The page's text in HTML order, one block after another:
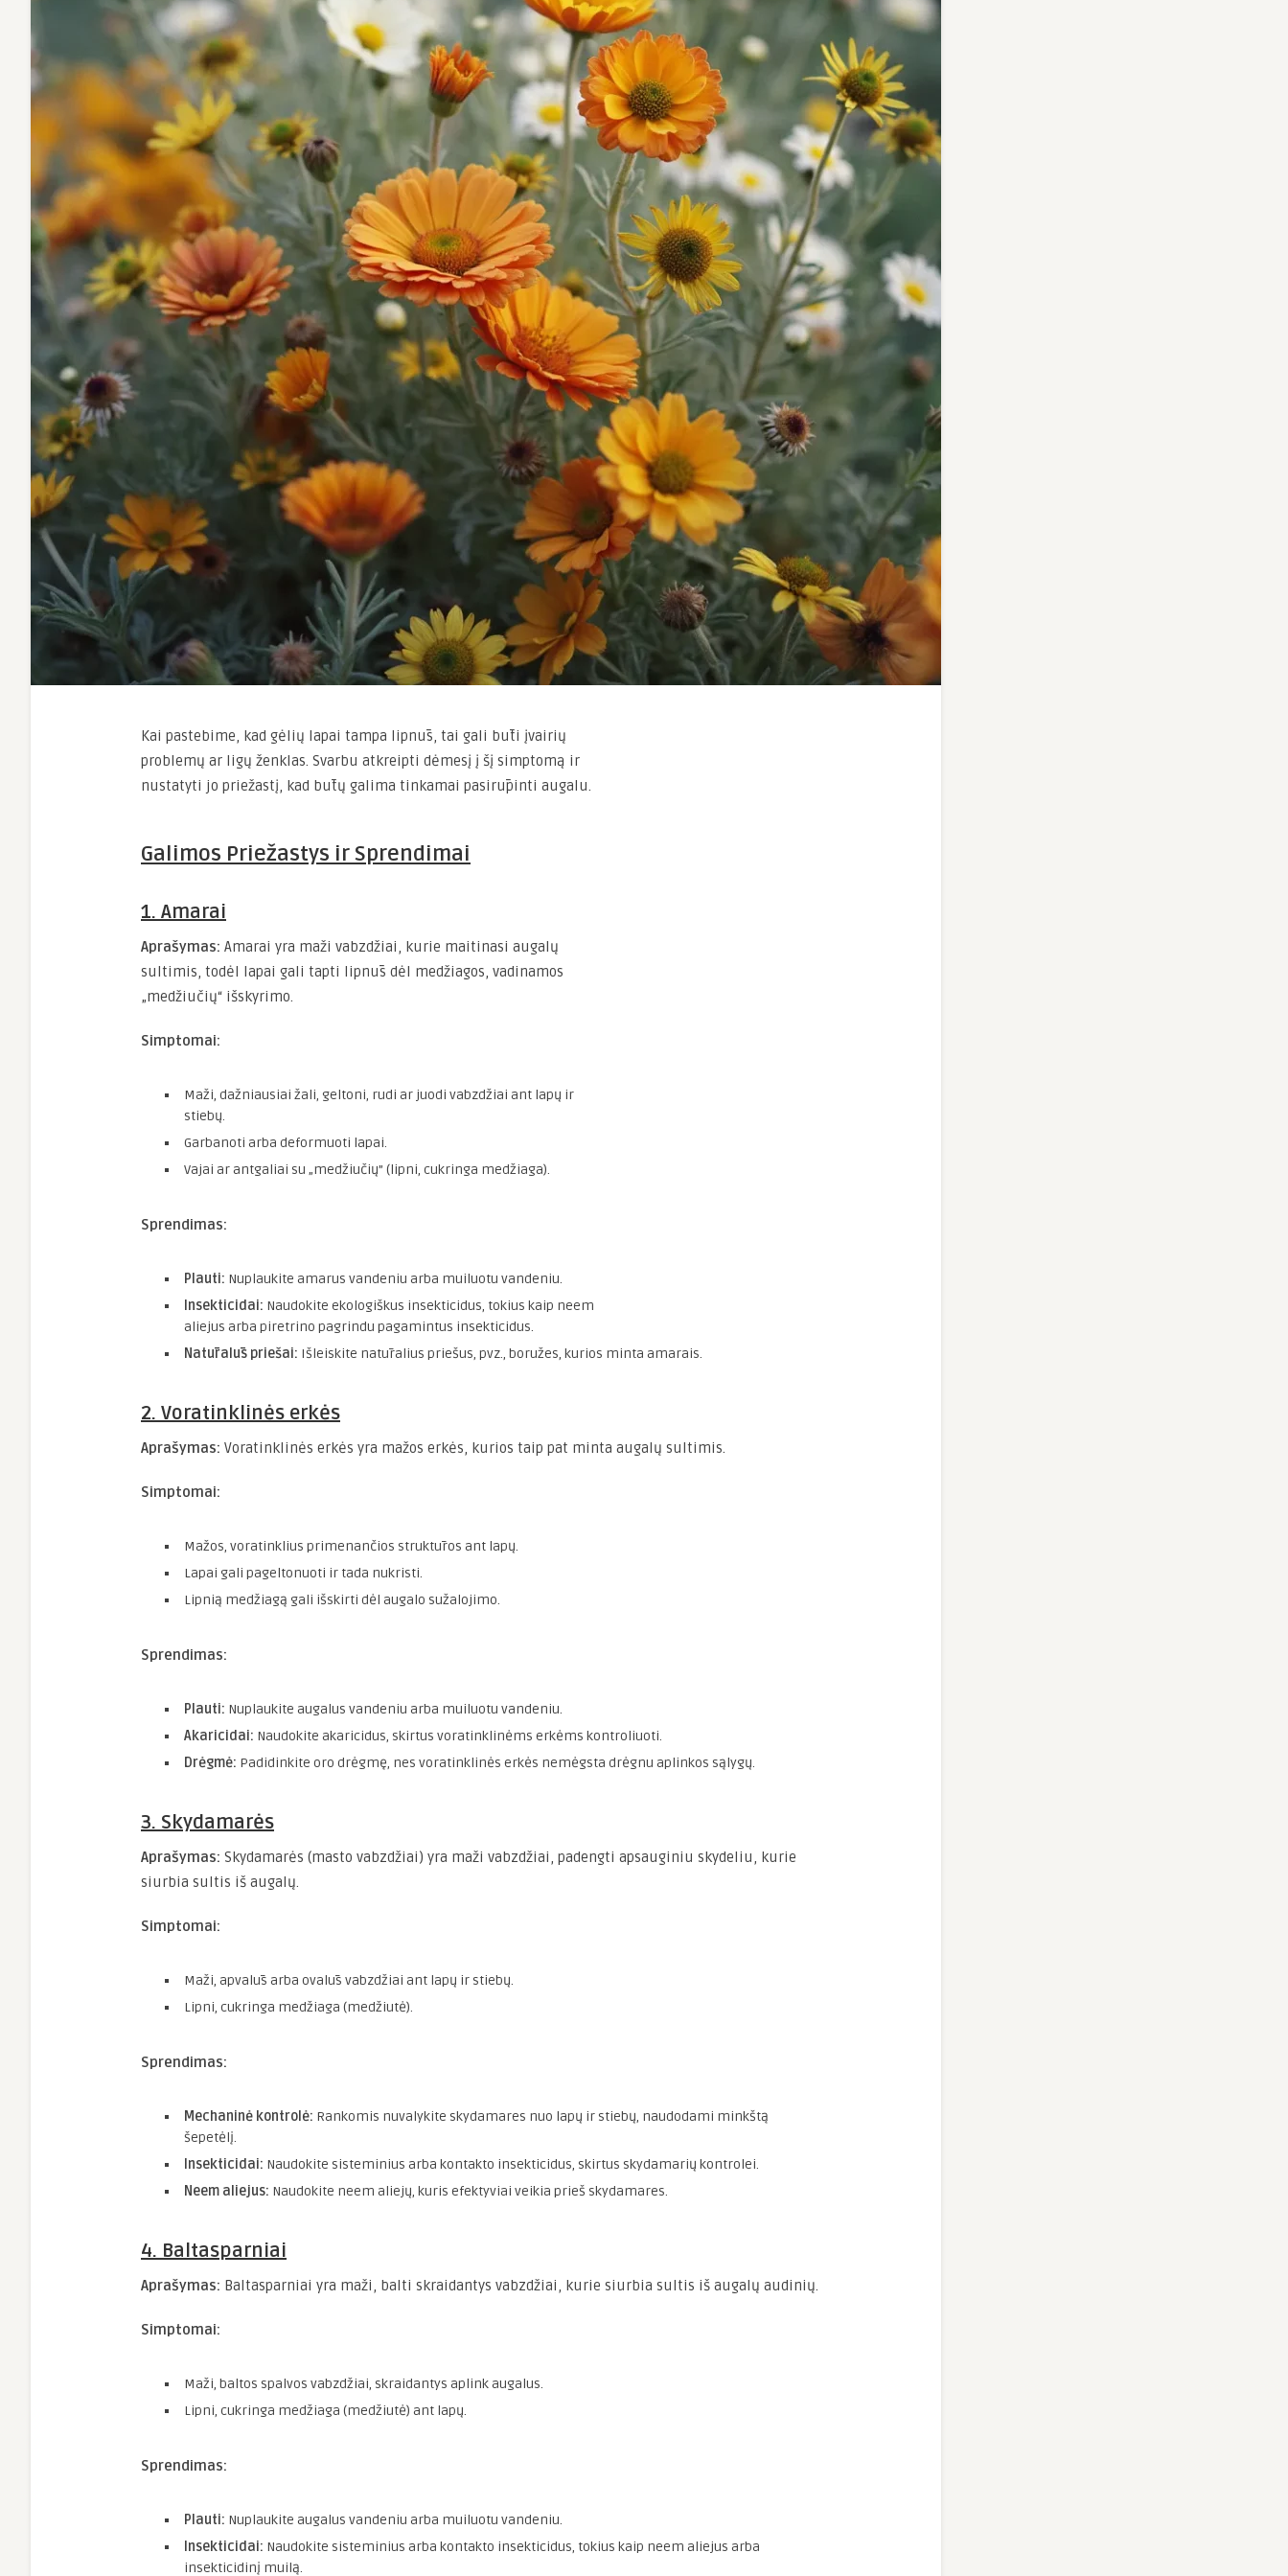
Kai pastebime, kad gėlių lapai tampa lipnūs, tai gali būti įvairių
problemų ar ligų ženklas. Svarbu atkreipti dėmesį į šį simptomą ir
nustatyti jo priežastį, kad būtų galima tinkamai pasirūpinti augalu.
Galimos Priežastys ir Sprendimai
1. Amarai
Aprašymas: Amarai yra maži vabzdžiai, kurie maitinasi augalų
sultimis, todėl lapai gali tapti lipnūs dėl medžiagos, vadinamos
„medžiučių“ išskyrimo.
Simptomai:
Maži, dažniausiai žali, geltoni, rudi ar juodi vabzdžiai ant lapų ir
stiebų.
Garbanoti arba deformuoti lapai.
Vajai ar antgaliai su „medžiučių” (lipni, cukringa medžiaga).
Sprendimas:
Plauti: Nuplaukite amarus vandeniu arba muiluotu vandeniu.
Insekticidai: Naudokite ekologiškus insekticidus, tokius kaip neem
aliejus arba piretrino pagrindu pagamintus insekticidus.
Natūralūs priešai: Išleiskite natūralius priešus, pvz., boružes, kurios minta amarais.
2. Voratinklinės erkės
Aprašymas: Voratinklinės erkės yra mažos erkės, kurios taip pat minta augalų sultimis.
Simptomai:
Mažos, voratinklius primenančios struktūros ant lapų.
Lapai gali pageltonuoti ir tada nukristi.
Lipnią medžiagą gali išskirti dėl augalo sužalojimo.
Sprendimas:
Plauti: Nuplaukite augalus vandeniu arba muiluotu vandeniu.
Akaricidai: Naudokite akaricidus, skirtus voratinklinėms erkėms kontroliuoti.
Drėgmė: Padidinkite oro drėgmę, nes voratinklinės erkės nemėgsta drėgnu aplinkos sąlygų.
3. Skydamarės
Aprašymas: Skydamarės (masto vabzdžiai) yra maži vabzdžiai, padengti apsauginiu skydeliu, kurie
siurbia sultis iš augalų.
Simptomai:
Maži, apvalūs arba ovalūs vabzdžiai ant lapų ir stiebų.
Lipni, cukringa medžiaga (medžiutė).
Sprendimas:
Mechaninė kontrolė: Rankomis nuvalykite skydamares nuo lapų ir stiebų, naudodami minkštą
šepetėlį.
Insekticidai: Naudokite sisteminius arba kontakto insekticidus, skirtus skydamarių kontrolei.
Neem aliejus: Naudokite neem aliejų, kuris efektyviai veikia prieš skydamares.
4. Baltasparniai
Aprašymas: Baltasparniai yra maži, balti skraidantys vabzdžiai, kurie siurbia sultis iš augalų audinių.
Simptomai:
Maži, baltos spalvos vabzdžiai, skraidantys aplink augalus.
Lipni, cukringa medžiaga (medžiutė) ant lapų.
Sprendimas:
Plauti: Nuplaukite augalus vandeniu arba muiluotu vandeniu.
Insekticidai: Naudokite sisteminius arba kontakto insekticidus, tokius kaip neem aliejus arba
insekticidinį muilą.